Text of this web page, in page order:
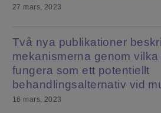
27 mars, 2023
Två nya publikationer
mekanismerna genom
fungera som ett potentiellt
behandlingsalternativ vid
16 mars, 2023